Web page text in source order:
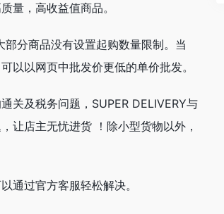
量，高收益值商品。
分商品没有设置起购数量限制。当
以以网页中批发价更低的单价批发。
关及税务问题，SUPER DELIVERY与
让店主无忧进货 ！除小型货物以外，
通过官方客服轻松解决。